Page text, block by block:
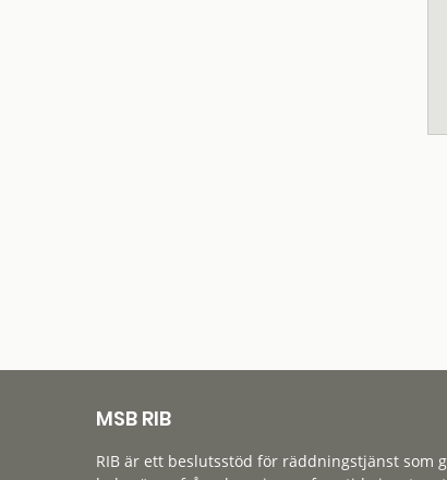
MSB RIB
RIB är ett beslutsstöd för räddningstjänst som